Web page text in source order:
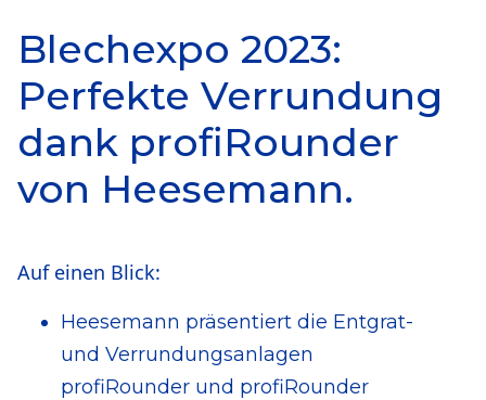
Blechexpo 2023:
Perfekte Verrundung
dank profiRounder
von Heesemann.
Auf einen Blick:
Heesemann präsentiert die Entgrat-
und Verrundungsanlagen
profiRounder und profiRounder